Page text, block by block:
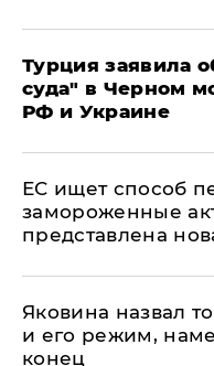
Турция заявила
суда" в Черном
РФ и Украине
ЕС ищет способ
замороженные
представлена
Яковина назвал
и его режим,
конец